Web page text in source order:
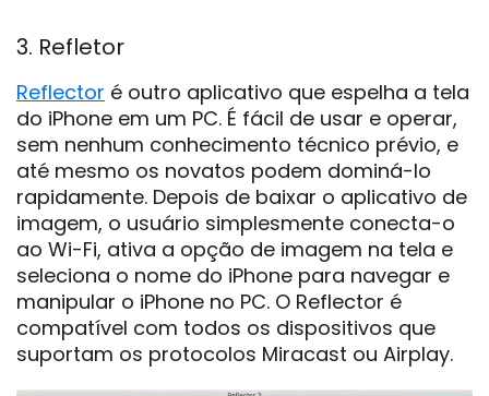
3. Refletor
Reflector é outro aplicativo que espelha a tela
do iPhone em um PC. É fácil de usar e operar,
sem nenhum conhecimento técnico prévio, e
até mesmo os novatos podem dominá-lo
rapidamente. Depois de baixar o aplicativo de
imagem, o usuário simplesmente conecta-o
ao Wi-Fi, ativa a opção de imagem na tela e
seleciona o nome do iPhone para navegar e
manipular o iPhone no PC. O Reflector é
compatível com todos os dispositivos que
suportam os protocolos Miracast ou Airplay.